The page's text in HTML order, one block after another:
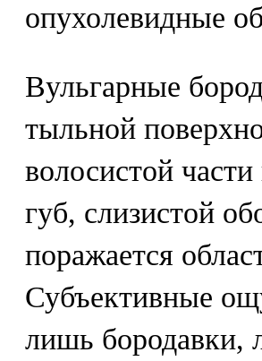
опухолевидные
Вульгарные
тыльной
волосистой
губ, слизистой
поражается
Субъективные
лишь бородавки,